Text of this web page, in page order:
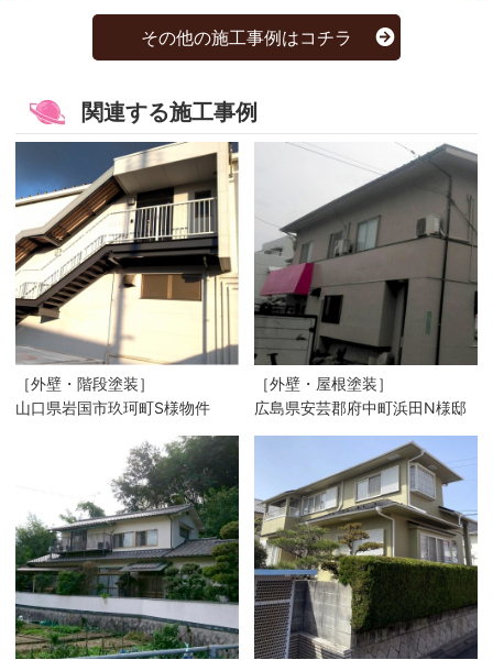
その他の施工事例はコチラ
関連する施工事例
［外壁・階段塗装］
山口県岩国市玖珂町S様物件
［外壁・屋根塗装］
広島県安芸郡府中町浜田N様邸